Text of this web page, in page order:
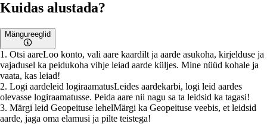
Kuidas alustada?
Mängureeglid
1 . Otsi aareLoo konto, vali aare kaardilt ja aarde asukoha, kirjelduse ja
vajadusel ka peidukoha vihje leiad aarde küljes. Mine nüüd kohale ja
vaata, kas leiad!
2. Logi aardeleid logiraamatusLeides aardekarbi, logi leid aardes
olevasse logiraamatusse. Peida aare nii nagu sa ta leidsid ka tagasi!
3. Märgi leid Geopeituse lehelMärgi ka Geopeituse veebis, et leidsid
aarde, jaga oma elamusi ja pilte teistega!